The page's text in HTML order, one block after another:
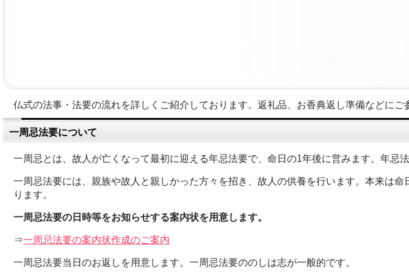
仏式の法事・法要の流れを詳しくご紹介しております。返礼品、お香典返し準備などにご
一周忌法要について
一周忌とは、故人が亡くなって最初に迎える年忌法要で、命日の1年後に営みます。年忌
一周忌法要には、親族や故人と親しかった方々を招き、故人の供養を行います。本来は
ります。
一周忌法要の日時等をお知らせする案内状を用意します。
⇒一周忌法要の案内状作成のご案内
一周忌法要当日のお返しを用意します。一周忌法要ののしは志が一般的です。